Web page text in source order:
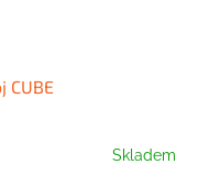
CUBE
Skladem